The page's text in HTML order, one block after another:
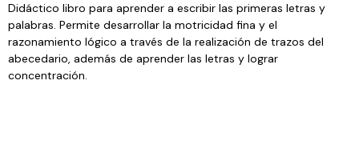
Didáctico libro para aprender a escribir las primeras letras y
palabras. Permite desarrollar la motricidad fina y el
razonamiento lógico a través de la realización de trazos del
abecedario, además de aprender las letras y lograr
concentración.